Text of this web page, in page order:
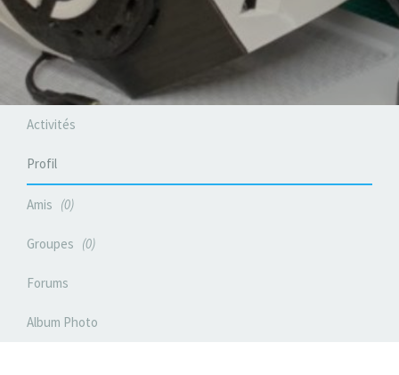
Activités
Profil
Amis 0
Groupes 0
Forums
Album Photo